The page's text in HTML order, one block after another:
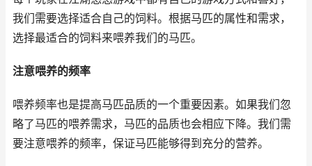
我们需要选择适合自己的饲料。根据马匹的属性和需求，
选择最适合的饲料来喂养我们的马匹。
注意喂养的频率
喂养频率也是提高马匹品质的一个重要因素。如果我们忽
略了马匹的喂养需求，马匹的品质也会相应下降。我们需
要注意喂养的频率，保证马匹能够得到充分的营养。